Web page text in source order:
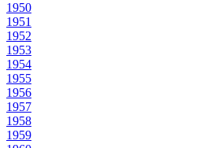
1950
1951
1952
1953
1954
1955
1956
1957
1958
1959